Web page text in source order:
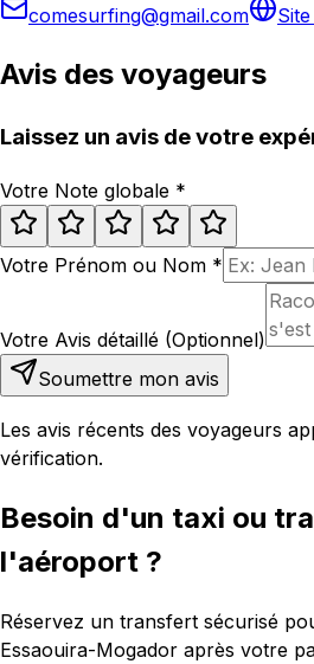
comesurfing@gmail.com
Avis des voyageurs
Laissez un avis de votre
Votre Note globale *
Votre Prénom ou Nom *
Votre Avis détaillé (Optionnel)
Soumettre mon avis
Les avis récents des voyageurs
vérification.
Besoin d'un taxi ou
l'aéroport ?
Réservez un transfert sécurisé
Essaouira-Mogador après votre